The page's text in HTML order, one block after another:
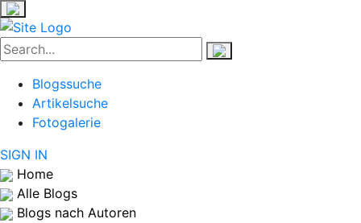
Blogssuche
Artikelsuche
Fotogalerie
SIGN IN
Home
Alle Blogs
Blogs nach Autoren